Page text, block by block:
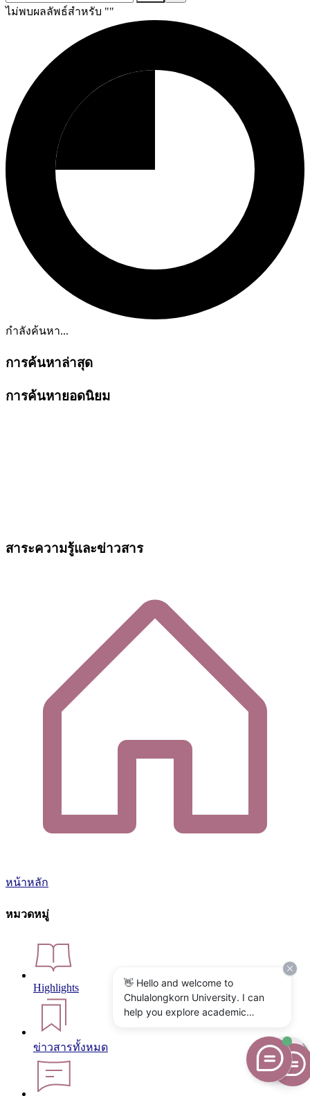
ไม่พบผลลัพธ์สำหรับ ""
กำลังค้นหา...
การค้นหาล่าสุด
การค้นหายอดนิยม
สาระความรู้และข่าวสาร
หน้าหลัก
หมวดหมู่
Highlights
ข่าวสารทั้งหมด
👋 Hello and welcome to
Chulalongkorn University. I can
help you explore academic